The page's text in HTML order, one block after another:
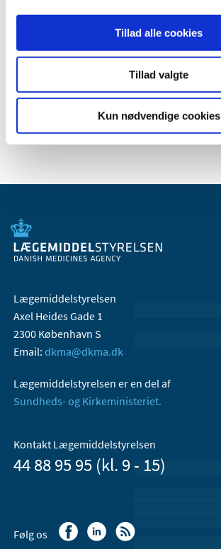
Tillad alle cookies
Tillad valgte
Kun nødvendige cookies
2008 (8)
2006 (9)
Lægemiddelstyrelsen
Axel Heides Gade 1
2300 København S
Email: dkma@dkma.dk
Lægemiddelstyrelsen er en del af
Sundheds- og Kirkeministeriet.
Kontakt Lægemiddelstyrelsen
44 88 95 95 (kl. 9 - 15)
Følg os